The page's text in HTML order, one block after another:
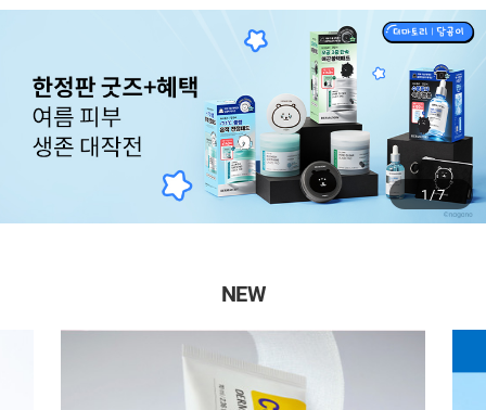
1 /7
NEW